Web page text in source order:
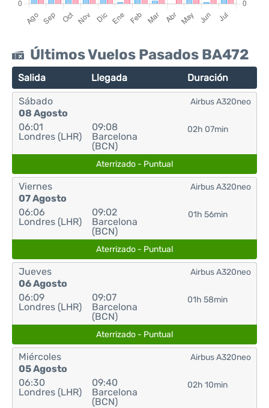
Últimos Vuelos Pasados BA472
Salida Llegada Duración
Sábado
08 Agosto
06:01
Londres (LHR)
09:08
Barcelona
(BCN)
02h 07min
Airbus A320neo
Aterrizado - Puntual
Viernes
07 Agosto
06:06
Londres (LHR)
09:02
Barcelona
(BCN)
01h 56min
Airbus A320neo
Aterrizado - Puntual
Jueves
06 Agosto
06:09
Londres (LHR)
09:07
Barcelona
(BCN)
01h 58min
Airbus A320neo
Aterrizado - Puntual
Miércoles
05 Agosto
06:30
Londres (LHR)
09:40
Barcelona
(BCN)
02h 10min
Airbus A320neo